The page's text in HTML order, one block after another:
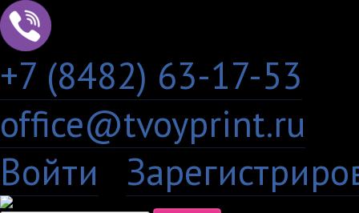
+7 (8482) 63-17-53
office@tvoyprint.ru
Войти